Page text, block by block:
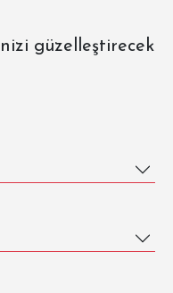
güzelleştirecek